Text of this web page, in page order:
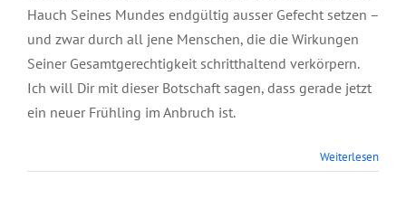
Hauch Seines Mundes endgültig ausser Gefecht setzen –
und zwar durch all jene Menschen, die die Wirkungen
Seiner Gesamtgerechtigkeit schritthaltend verkörpern.
Ich will Dir mit dieser Botschaft sagen, dass gerade jetzt
ein neuer Frühling im Anbruch ist.
Weiterlesen